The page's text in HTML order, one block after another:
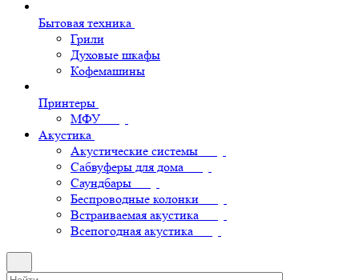
Бытовая техника
Грили
Духовые шкафы
Кофемашины
Принтеры
МФУ
Акустика
Акустические системы
Сабвуферы для дома
Саундбары
Беспроводные колонки
Встраиваемая акустика
Всепогодная акустика